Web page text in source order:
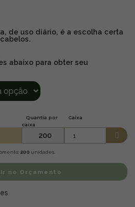
de uso diário, é a escolha certa
abaixo para obter seu
Quantia por
caixa
Caixa
200
200 unidades.
no Orçamento